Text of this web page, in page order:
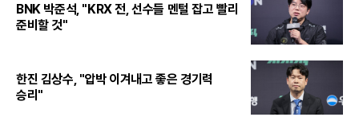
BNK 박준석, "KRX 전, 선수들 멘털 잡고 빨리
준비할 것"
한진 김상수, "압박 이겨내고 좋은 경기력
승리"